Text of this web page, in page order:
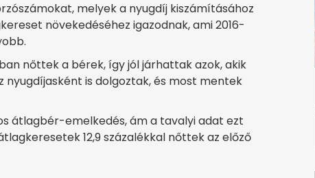
melyek a nyugdíj kiszámításához
növekedéséhez igazodnak, ami 2016-
nőttek a bérek, így jól járhattak azok, akik
is dolgoztak, és most mentek
átlagbér-emelkedés, ám a tavalyi adat ezt
12,9 százalékkal nőttek az előző